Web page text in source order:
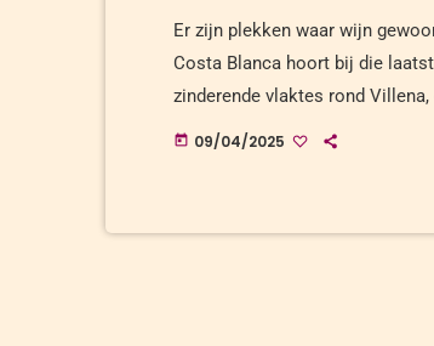
Er zijn plekken waar wijn
Costa Blanca hoort bij die
zinderende vlaktes rond
maar eerlijke druiven,
today 09/04/2025